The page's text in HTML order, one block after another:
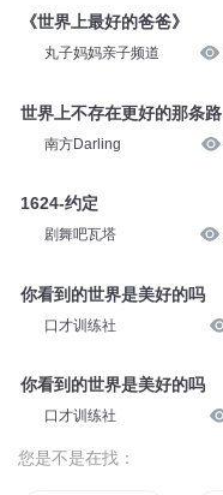
《世界上最好的爸爸》
丸子妈妈亲子频道
世界上不存在更好的那条路
南方Darling
1624-约定
剧舞吧瓦塔
你看到的世界是美好的吗
口才训练社
你看到的世界是美好的吗
口才训练社
您是不是在找：